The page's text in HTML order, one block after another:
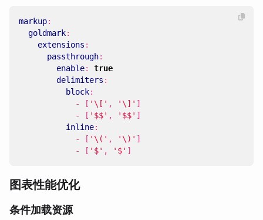
markup:
goldmark:
extensions :
passthrough:
enable:
true
delimiters :
block:
-
[ '\[' , '\]' ]
-
[ '$$' , '$$' ]
inline:
-
[ '\(' , '\)' ]
-
[ '$' , '$' ]
图表性能优化
条件加载资源